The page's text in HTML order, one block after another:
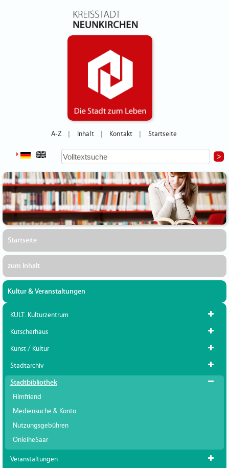
A-Z Inhalt Kontakt Startseite
Startseite
zum Inhalt
Kultur & Veranstaltungen
KULT. Kulturzentrum
Kutscherhaus
Kunst / Kultur
Stadtarchiv
Stadtbibliothek
Filmfriend
Mediensuche & Konto
Nutzungsgebühren
OnleiheSaar
Veranstaltungen